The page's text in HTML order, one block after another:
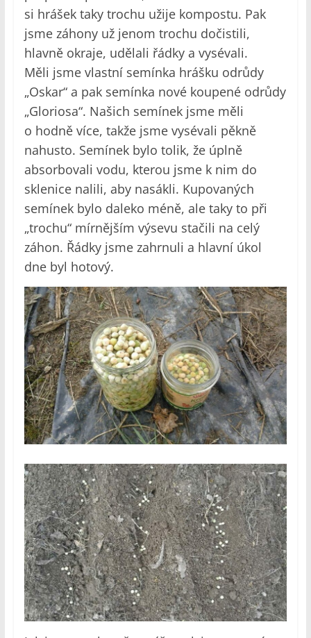
si hrášek taky trochu užije kompostu. Pak
jsme záhony už jenom trochu dočistili,
hlavně okraje, udělali řádky a vysévali.
Měli jsme vlastní semínka hrášku odrůdy
„Oskar“ a pak semínka nové koupené odrůdy
„Gloriosa“. Našich semínek jsme měli
o hodně více, takže jsme vysévali pěkně
nahusto. Semínek bylo tolik, že úplně
absorbovali vodu, kterou jsme k nim do
sklenice nalili, aby nasákli. Kupovaných
semínek bylo daleko méně, ale taky to při
„trochu“ mírnějším výsevu stačili na celý
záhon. Řádky jsme zahrnuli a hlavní úkol
dne byl hotový.